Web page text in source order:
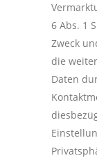
6 Abs. 1
Zweck
die
Daten